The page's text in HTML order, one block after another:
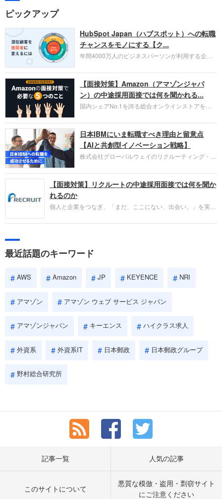
ピックアップ
HubSpot Japan（ハブスポット）への転職
チャンスをモノにする【ク...
年間4000万人のビジネスパーソンが利用する企業
お勧めするイチオシ企業をご紹介します。今回はク
ラウド型CRMプラットフォームを提供する
HubSpot Japan（ハブスポット・ジャパン）株式会
社です。採用面接対策の企業研究にご活用くださ
い。
【面接対策】Amazon（アマゾンジャパ
ン）の中途採用面接では何を聞かれる...
国内シェアNo.1を誇る総合オンラインストアを運
圧倒的な存在感を持つAmazon。中途採用面接では
過去の具体的な業務成果やリーダーシップの発揮、
失敗からの学びが重視され、人間性やカルチャーフ
ィットも評価対象となり、長期的に成長できる仲間
であるかを多角的に審査されます。
日本IBMにいま転職すべき理由と留意点
【AIと共創型イノベーション戦略】
株式会社グローバルウェイのリクルーティング・パ
パーソンが利用する企業口コミサイト「キャリコ
ネ」の転職エージェントがお勧めするイチオシ企業
IBMです。採用面接対策の企業研究にご活用くださ
い。
【面接対策】リクルートの中途採用面接では何を聞か
れるのか
個人と企業をつなぎ、「まだ、ここにない、出会い。」を実現
やこれまでの成果を具体的に問われるほか、「人間性」も評価
しょう。
最近話題のキーワード
AWS Amazon JP KEYENCE NRI
アマゾン アマゾン ウェブ サービス ジャパン
アマゾンジャパン キーエンス ハイクラス求人
外資系 外資系IT 日本郵政 日本郵政グループ
野村総合研究所
記事一覧 人気の記事
このサイトについて
悪質な模倣・盗用・剽窃サイト
にご注意ください